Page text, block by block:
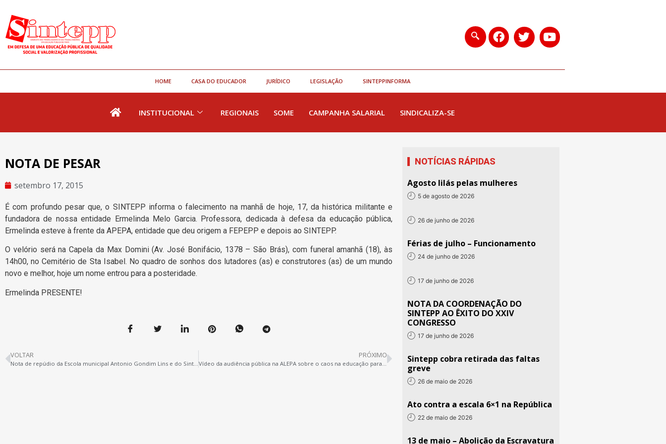
HOME CASA DO EDUCADOR JURÍDICO LEGISLAÇÃO SINTEPPINFORMA
INSTITUCIONAL REGIONAIS SOME CAMPANHA SALARIAL SINDICALIZA-SE
NOTA DE PESAR
setembro 17, 2015
É com profundo pesar que, o SINTEPP informa o falecimento na manhã de hoje, 17, da histórica militante e
fundadora de nossa entidade Ermelinda Melo Garcia. Professora, dedicada à defesa da educação pública,
Ermelinda esteve à frente da APEPA, entidade que deu origem a FEPEPP e depois ao SINTEPP.
O velório será na Capela da Max Domini (Av. José Bonifácio, 1378 – São Brás), com funeral amanhã (18), às
14h00, no Cemitério de Sta Isabel. No quadro de sonhos dos lutadores (as) e construtores (as) de um mundo
novo e melhor, hoje um nome entrou para a posteridade.
Ermelinda PRESENTE!
VOLTAR
Nota de repúdio da Escola municipal Antonio Gondim Lins e do Sintepp
PRÓXIMO
Vídeo da audiência pública na ALEPA sobre o caos na educação paraense
NOTÍCIAS RÁPIDAS
Agosto lilás pelas mulheres
5 de agosto de 2026
26 de junho de 2026
Férias de julho – Funcionamento
24 de junho de 2026
17 de junho de 2026
NOTA DA COORDENAÇÃO DO
SINTEPP AO ÊXITO DO XXIV
CONGRESSO
17 de junho de 2026
Sintepp cobra retirada das faltas
greve
26 de maio de 2026
Ato contra a escala 6×1 na República
22 de maio de 2026
13 de maio – Abolição da Escravatura